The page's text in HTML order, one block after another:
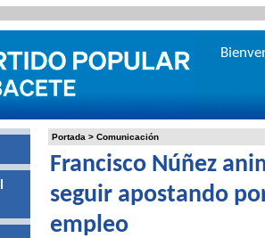
Portada > Comunicación
Francisco Núñez
seguir apostando
empleo